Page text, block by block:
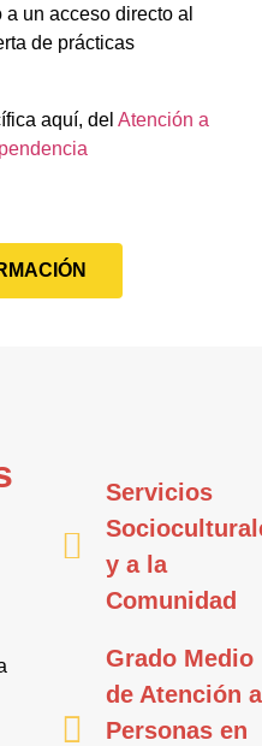
un acceso directo al
de prácticas
aquí, del Atención a
Servicios
y a la
Comunidad
Grado Medio
de Atención a
Personas en